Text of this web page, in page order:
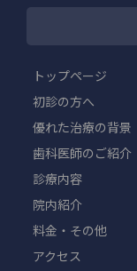
トップページ
初診の方へ
優れた治療の背景
歯科医師のご紹介
診療内容
院内紹介
料金・その他
アクセス